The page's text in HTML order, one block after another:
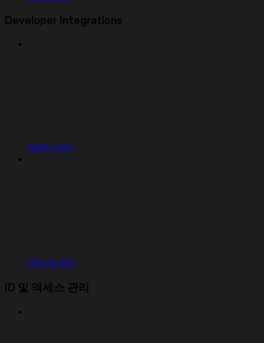
Developer Integrations
MCP 서버
관리자 API
ID 및 액세스 관리